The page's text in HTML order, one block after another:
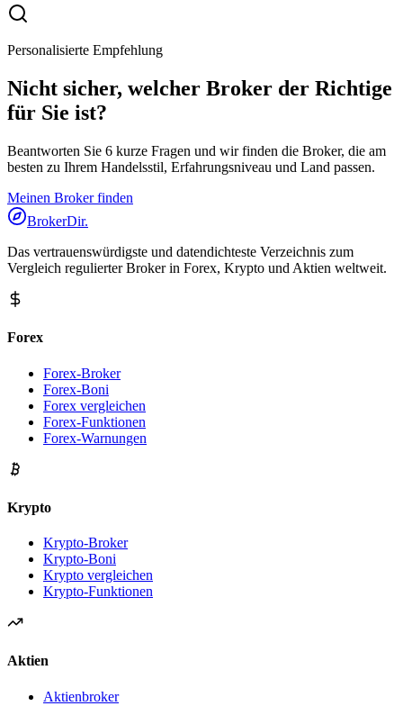
Personalisierte Empfehlung
Nicht sicher, welcher Broker der Richtige
für Sie ist?
Beantworten Sie 6 kurze Fragen und wir finden die Broker, die am
besten zu Ihrem Handelsstil, Erfahrungsniveau und Land passen.
Meinen Broker finden
BrokerDir.
Das vertrauenswürdigste und datendichteste Verzeichnis zum
Vergleich regulierter Broker in Forex, Krypto und Aktien weltweit.
Forex
Forex-Broker
Forex-Boni
Forex vergleichen
Forex-Funktionen
Forex-Warnungen
Krypto
Krypto-Broker
Krypto-Boni
Krypto vergleichen
Krypto-Funktionen
Aktien
Aktienbroker